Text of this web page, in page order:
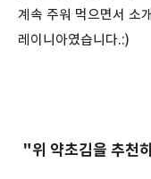
계속 주워 먹으면서 소
레이니아였습니다.:)
"위 약초김을 추천